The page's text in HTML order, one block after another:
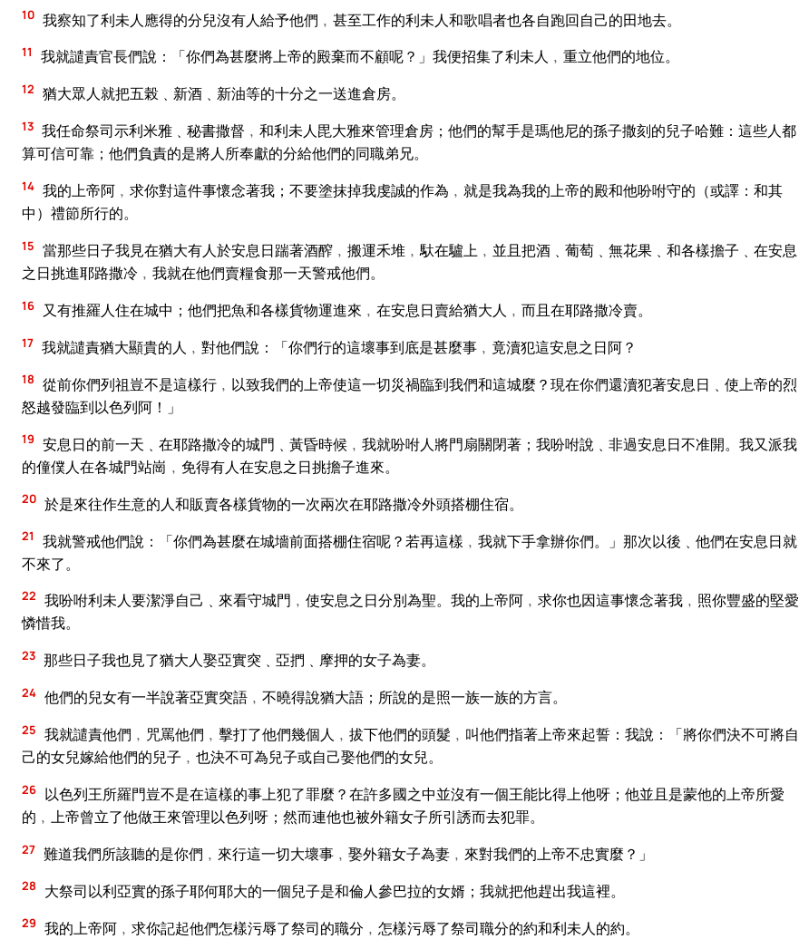
10 我察知了利未人應得的分兒沒有人給予他們﹐甚至工作的利未人和歌唱者也各自跑回自己的田地去。
11 我就譴責官長們說：「你們為甚麼將上帝的殿棄而不顧呢？」我便招集了利未人﹐重立他們的地位。
12 猶大眾人就把五榖﹑新酒﹑新油等的十分之一送進倉房。
13 我任命祭司示利米雅﹑秘書撒督﹐和利未人毘大雅來管理倉房；他們的幫手是瑪他尼的孫子撒刻的兒子哈難：這些人都
算可信可靠；他們負責的是將人所奉獻的分給他們的同職弟兄。
14 我的上帝阿﹐求你對這件事懷念著我；不要塗抹掉我虔誠的作為﹐就是我為我的上帝的殿和他吩咐守的（或譯：和其
中）禮節所行的。
15 當那些日子我見在猶大有人於安息日踹著酒醡﹐搬運禾堆﹐馱在驢上﹐並且把酒﹑葡萄﹑無花果﹑和各樣擔子﹑在安息
之日挑進耶路撒冷﹐我就在他們賣糧食那一天警戒他們。
16 又有推羅人住在城中；他們把魚和各樣貨物運進來﹐在安息日賣給猶大人﹐而且在耶路撒冷賣。
17 我就譴責猶大顯貴的人﹐對他們說：「你們行的這壞事到底是甚麼事﹐竟瀆犯這安息之日阿？
18 從前你們列祖豈不是這樣行﹐以致我們的上帝使這一切災禍臨到我們和這城麼？現在你們還瀆犯著安息日﹑使上帝的烈
怒越發臨到以色列阿！」
19 安息日的前一天﹑在耶路撒冷的城門﹑黃昏時候﹐我就吩咐人將門扇關閉著；我吩咐說﹑非過安息日不准開。我又派我
的僮僕人在各城門站崗﹐免得有人在安息之日挑擔子進來。
20 於是來往作生意的人和販賣各樣貨物的一次兩次在耶路撒冷外頭搭棚住宿。
21
我就警戒他們說：「你們為甚麼在城墻前面搭棚住宿呢？若再這樣﹐我就下手拿辦你們。」那次以後﹑他們在安息日就
不來了。
22 我吩咐利未人要潔淨自己﹑來看守城門﹐使安息之日分別為聖。我的上帝阿﹐求你也因這事懷念著我﹐照你豐盛的堅愛
憐惜我。
23 那些日子我也見了猶大人娶亞實突﹑亞捫﹑摩押的女子為妻。
24 他們的兒女有一半說著亞實突語﹐不曉得說猶大語；所說的是照一族一族的方言。
25 我就譴責他們﹐咒罵他們﹐擊打了他們幾個人﹐拔下他們的頭髮﹐叫他們指著上帝來起誓：我說：「將你們決不可將自
己的女兒嫁給他們的兒子﹐也決不可為兒子或自己娶他們的女兒。
26 以色列王所羅門豈不是在這樣的事上犯了罪麼？在許多國之中並沒有一個王能比得上他呀；他並且是蒙他的上帝所愛
的﹐上帝曾立了他做王來管理以色列呀；然而連他也被外籍女子所引誘而去犯罪。
27 難道我們所該聽的是你們﹐來行這一切大壞事﹐娶外籍女子為妻﹐來對我們的上帝不忠實麼？」
28 大祭司以利亞實的孫子耶何耶大的一個兒子是和倫人參巴拉的女婿；我就把他趕出我這裡。
29 我的上帝阿﹐求你記起他們怎樣污辱了祭司的職分﹐怎樣污辱了祭司職分的約和利未人的約。